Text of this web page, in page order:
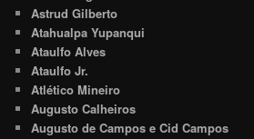
Astrud Gilberto
Atahualpa Yupanqui
Ataulfo Alves
Ataulfo Jr.
Atlético Mineiro
Augusto Calheiros
Augusto de Campos e Cid Campos